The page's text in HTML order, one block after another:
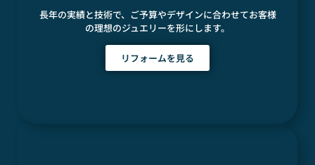
長年の実績と技術で、ご予算やデザインに合わせてお客様
の理想のジュエリーを形にします。
リフォームを見る